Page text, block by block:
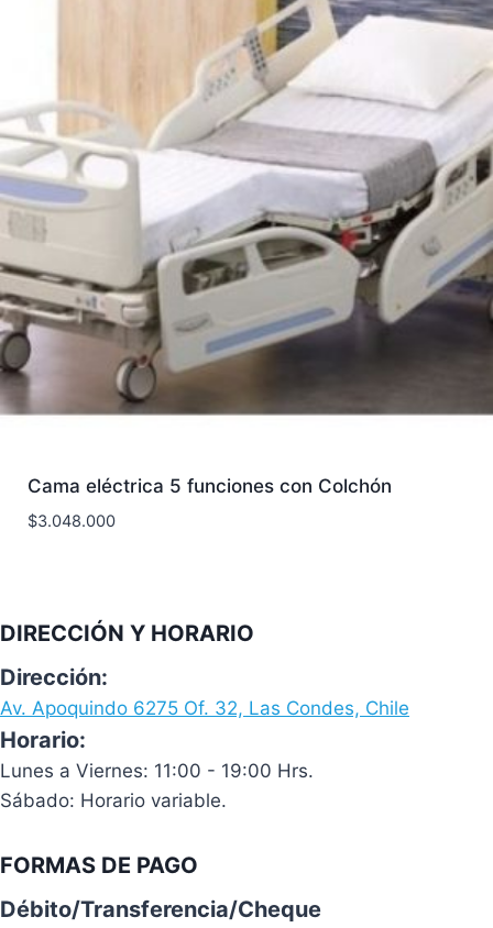
Cama eléctrica 5 funciones con Colchón
$3.048.000
DIRECCIÓN Y HORARIO
Dirección:
Av. Apoquindo 6275 Of. 32, Las Condes, Chile
Horario:
Lunes a Viernes: 11:00 - 19:00 Hrs.
Sábado: Horario variable.
FORMAS DE PAGO
Débito/Transferencia/Cheque